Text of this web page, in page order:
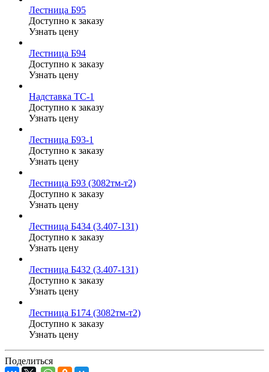
Лестница Б95
Доступно к заказу
Узнать цену
Лестница Б94
Доступно к заказу
Узнать цену
Надставка ТС-1
Доступно к заказу
Узнать цену
Лестница Б93-1
Доступно к заказу
Узнать цену
Лестница Б93 (3082тм-т2)
Доступно к заказу
Узнать цену
Лестница Б434 (3.407-131)
Доступно к заказу
Узнать цену
Лестница Б432 (3.407-131)
Доступно к заказу
Узнать цену
Лестница Б174 (3082тм-т2)
Доступно к заказу
Узнать цену
Поделиться